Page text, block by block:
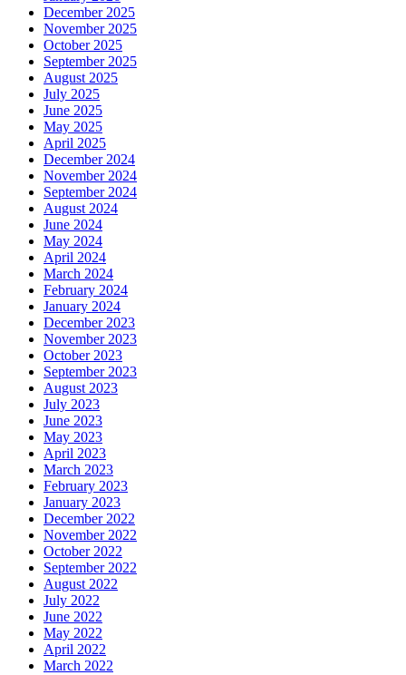
December 2025
November 2025
October 2025
September 2025
August 2025
July 2025
June 2025
May 2025
April 2025
December 2024
November 2024
September 2024
August 2024
June 2024
May 2024
April 2024
March 2024
February 2024
January 2024
December 2023
November 2023
October 2023
September 2023
August 2023
July 2023
June 2023
May 2023
April 2023
March 2023
February 2023
January 2023
December 2022
November 2022
October 2022
September 2022
August 2022
July 2022
June 2022
May 2022
April 2022
March 2022